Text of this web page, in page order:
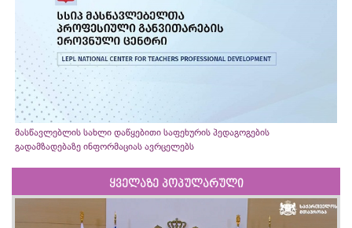
მასწავლებლის სახლი დაწყებითი საფეხურის პედაგოგების
გადამზადებაზე ინფორმაციას ავრცელებს
ყველაზე პოპულარული